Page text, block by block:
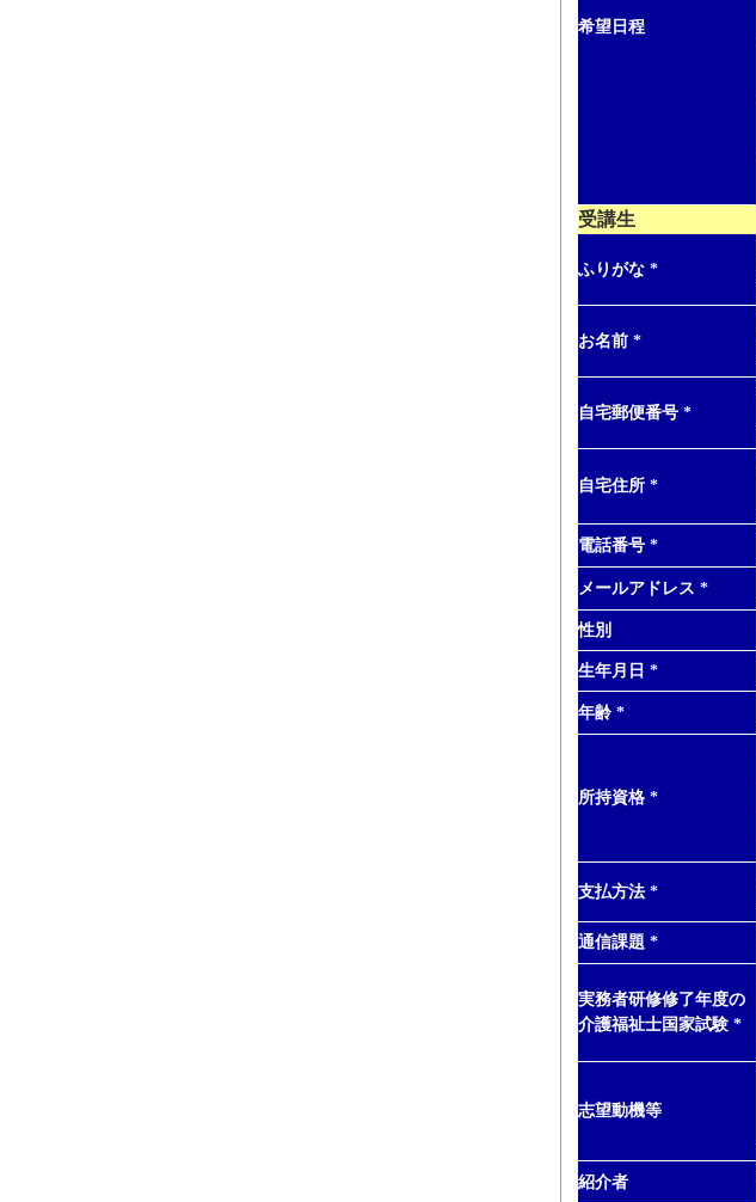
希望日程
受講生
ふりがな *
お名前 *
自宅郵便番号 *
自宅住所 *
電話番号 *
メールアドレス *
性別
生年月日 *
年齢 *
所持資格 *
支払方法 *
通信課題 *
実務者研修修了年度の
介護福祉士国家試験 *
志望動機等
紹介者